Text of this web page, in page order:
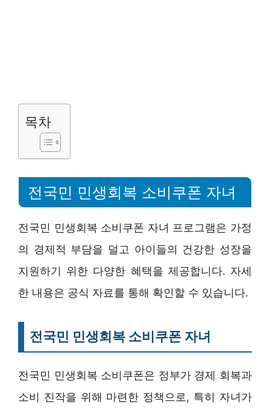
목차
전국민 민생회복 소비쿠폰 자녀
전국민 민생회복 소비쿠폰 자녀 프로그램은 가정
의 경제적 부담을 덜고 아이들의 건강한 성장을
지원하기 위한 다양한 혜택을 제공합니다. 자세
한 내용은 공식 자료를 통해 확인할 수 있습니다.
전국민 민생회복 소비쿠폰 자녀
전국민 민생회복 소비쿠폰은 정부가 경제 회복과
소비 진작을 위해 마련한 정책으로, 특히 자녀가